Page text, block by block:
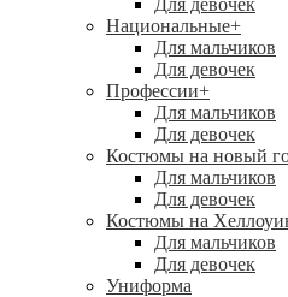
Для девочек
Национальные+
Для мальчиков
Для девочек
Профессии+
Для мальчиков
Для девочек
Костюмы на новый
Для мальчиков
Для девочек
Костюмы на
Для мальчиков
Для девочек
Униформа